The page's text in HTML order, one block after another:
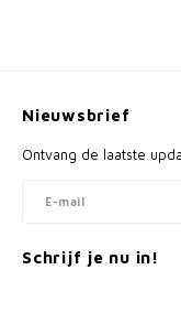
Nieuwsbrief
Ontvang de laatste
Schrijf je nu in!